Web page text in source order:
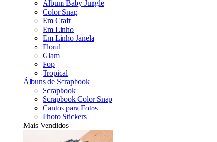
Álbum Baby Jungle
Color Snap
Em Craft
Em Linho
Em Linho Janela
Floral
Glam
Pop
Tropical
Álbuns de Scrapbook
Scrapbook
Scrapbook Color Snap
Cantos para Fotos
Photo Stickers
Mais Vendidos